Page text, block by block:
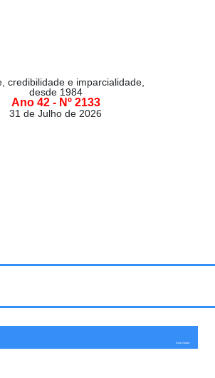
credibilidade e imparcialidade,
desde 1984
Ano 42 - Nº 2133
31 de Julho de 2026
Ana Aurora